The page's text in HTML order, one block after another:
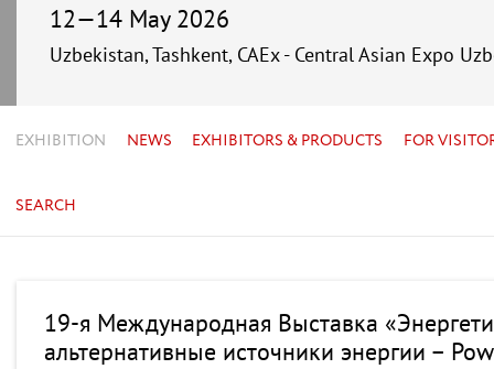
12—14 May 2026
Uzbekistan, Tashkent, CAEx - Central Asian Expo
EXHIBITION NEWS EXHIBITORS & PRODUCTS FOR
SEARCH
19-я Международная Выставка
альтернативные источники энергии –